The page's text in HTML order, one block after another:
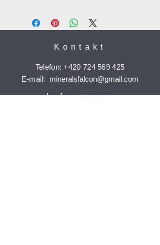
Kontakt
Telefon:+420 724 569 425
E-mail: mineralsfalcon@gmail.com
Informace